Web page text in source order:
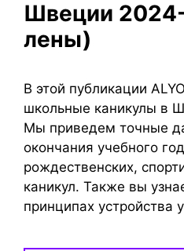
Швеции
лены)
В этой публикации
школьные каникулы в
Мы приведем точные
окончания учебного
рождественских,
каникул. Также вы
принципах устройства